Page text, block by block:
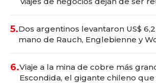
5.Dos argentinos levantaron US$
mano de Rauch, Englebienne y
6.Viaje a la mina de cobre más
Escondida, el gigante chileno que